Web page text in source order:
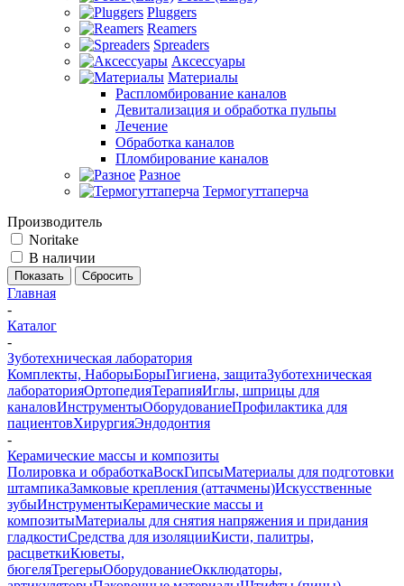
Pluggers
Reamers
Spreaders
Аксессуары
Материалы
Распломбирование каналов
Девитализация и обработка пульпы
Лечение
Обработка каналов
Пломбирование каналов
Разное
Термогуттаперча
Производитель
Noritake
В наличии
Сбросить
Главная
-
Каталог
-
Зуботехническая лаборатория
Комплекты, НаборыБорыГигиена, защитаЗуботехническая
лабораторияОртопедияТерапияИглы, шприцы для
каналовИнструментыОборудованиеПрофилактика для
пациентовХирургияЭндодонтия
-
Керамические массы и композиты
Полировка и обработкаВоскГипсыМатериалы для подготовки
штампикаЗамковые крепления (аттачмены)Искусственные
зубыИнструментыКерамические массы и
композитыМатериалы для снятия напряжения и придания
гладкостиСредства для изоляцииКисти, палитры,
расцветкиКюветы,
бюгеляТрегерыОборудованиеОкклюдаторы,